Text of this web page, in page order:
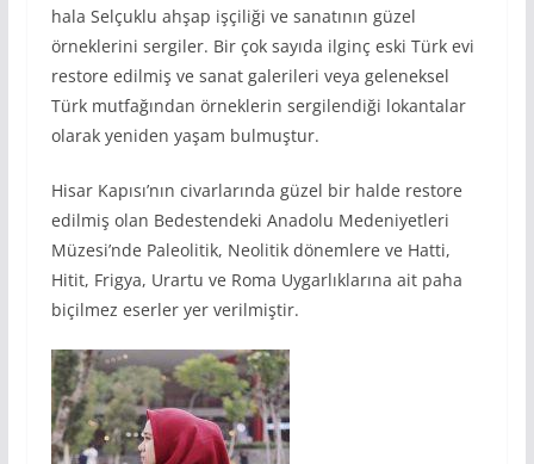
hala Selçuklu ahşap işçiliği ve sanatının güzel
örneklerini sergiler. Bir çok sayıda ilginç eski Türk evi
restore edilmiş ve sanat galerileri veya geleneksel
Türk mutfağından örneklerin sergilendiği lokantalar
olarak yeniden yaşam bulmuştur.
Hisar Kapısı’nın civarlarında güzel bir halde restore
edilmiş olan Bedestendeki Anadolu Medeniyetleri
Müzesi’nde Paleolitik, Neolitik dönemlere ve Hatti,
Hitit, Frigya, Urartu ve Roma Uygarlıklarına ait paha
biçilmez eserler yer verilmiştir.